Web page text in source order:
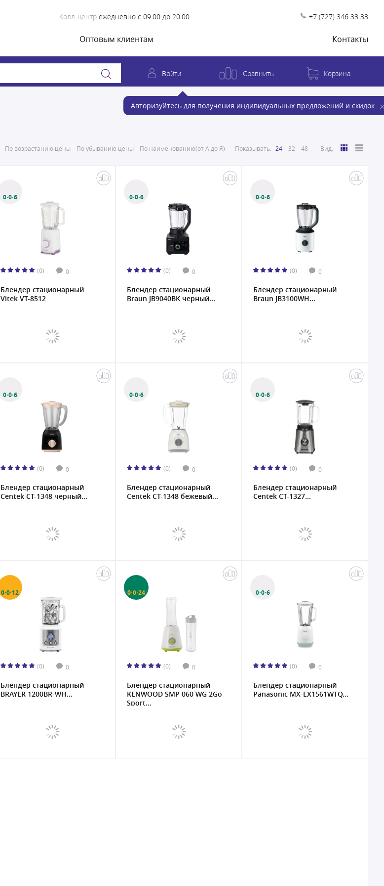
Колл-центр ежедневно с 09:00 до 20:00 +7 (727) 346 33 33
Оптовым клиентам Контакты
Войти
Авторизуйтесь для получения индивидуальных предложений и скидок
Сравнить Корзина
По возрастанию цены По убыванию цены По наименованию(от А до Я) Показывать: 24 32 48 Вид:
0·0·6
(0) 0
Блендер стационарный
Vitek VT-8512
0·0·6
(0) 0
Блендер стационарный
Braun JB9040BK черный...
0·0·6
(0) 0
Блендер стационарный
Braun JB3100WH...
0·0·6
(0) 0
Блендер стационарный
Centek CT-1348 черный...
0·0·6
(0) 0
Блендер стационарный
Centek CT-1348 бежевый...
0·0·6
(0) 0
Блендер стационарный
Centek CT-1327...
0·0·12
(0) 0
Блендер стационарный
BRAYER 1200BR-WH...
0·0·24
(0) 0
Блендер стационарный
KENWOOD SMP 060 WG 2Go
Sport...
0·0·6
(0) 0
Блендер стационарный
Panasonic MX-EX1561WTQ...